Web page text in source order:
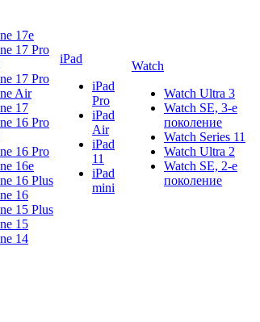
17e
17 Pro
17 Pro
Air
17
16 Pro
16 Pro
16e
16 Plus
16
15 Plus
15
14
iPad
iPad
Pro
iPad
Air
iPad
11
iPad
mini
Watch
Watch Ultra 3
Watch SE, 3-е
поколение
Watch Series 11
Watch Ultra 2
Watch SE, 2-е
поколение